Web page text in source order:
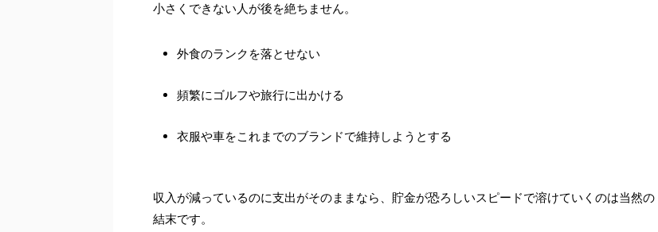
小さくできない人が後を絶ちません。
外食のランクを落とせない
頻繁にゴルフや旅行に出かける
衣服や車をこれまでのブランドで維持しようとする
収入が減っているのに支出がそのままなら、貯金が恐ろしいスピードで溶けていくのは当然の
結末です。